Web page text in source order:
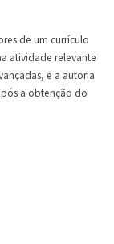
de um currículo
atividade relevante
e a autoria
a obtenção do